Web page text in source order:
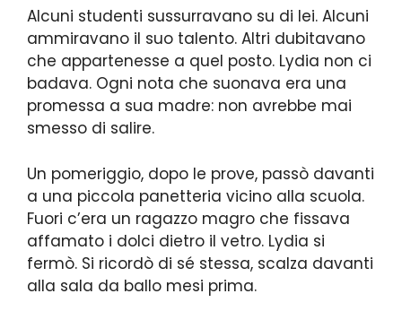
Alcuni studenti sussurravano su di lei. Alcuni
ammiravano il suo talento. Altri dubitavano
che appartenesse a quel posto. Lydia non ci
badava. Ogni nota che suonava era una
promessa a sua madre: non avrebbe mai
smesso di salire.
Un pomeriggio, dopo le prove, passò davanti
a una piccola panetteria vicino alla scuola.
Fuori c’era un ragazzo magro che fissava
affamato i dolci dietro il vetro. Lydia si
fermò. Si ricordò di sé stessa, scalza davanti
alla sala da ballo mesi prima.